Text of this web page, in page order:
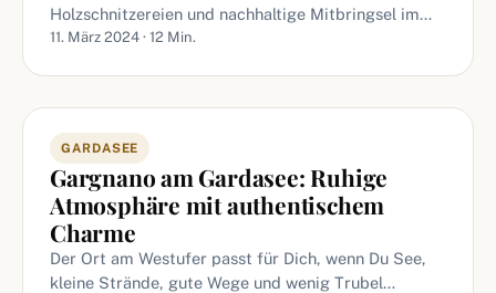
Holzschnitzereien und nachhaltige Mitbringsel im…
11. März 2024 · 12 Min.
GARDASEE
Gargnano am Gardasee: Ruhige
Atmosphäre mit authentischem
Charme
Der Ort am Westufer passt für Dich, wenn Du See,
kleine Strände, gute Wege und wenig Trubel…